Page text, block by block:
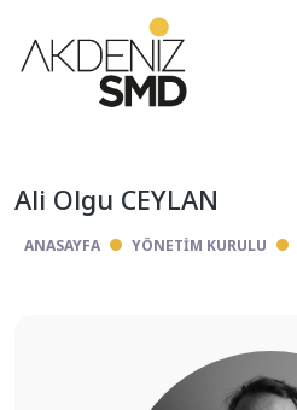
Ali Olgu CEYLAN
ANASAYFA YÖNETIM KURULU